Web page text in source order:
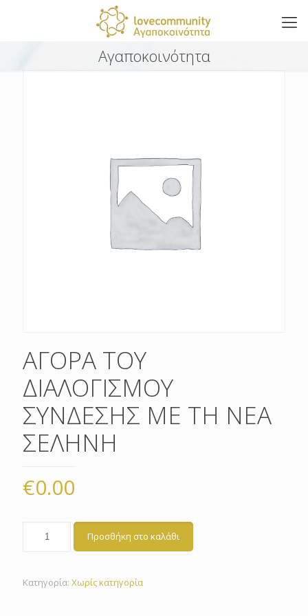
Αγαποκοινότητα
ΑΓΟΡΑ ΤΟΥ
ΔΙΑΛΟΓΙΣΜΟΥ
ΣΥΝΔΕΣΗΣ ΜΕ ΤΗ ΝΕΑ
ΣΕΛΗΝΗ
€0.00
Προσθήκη στο καλάθι
Κατηγορία: Χωρίς κατηγορία